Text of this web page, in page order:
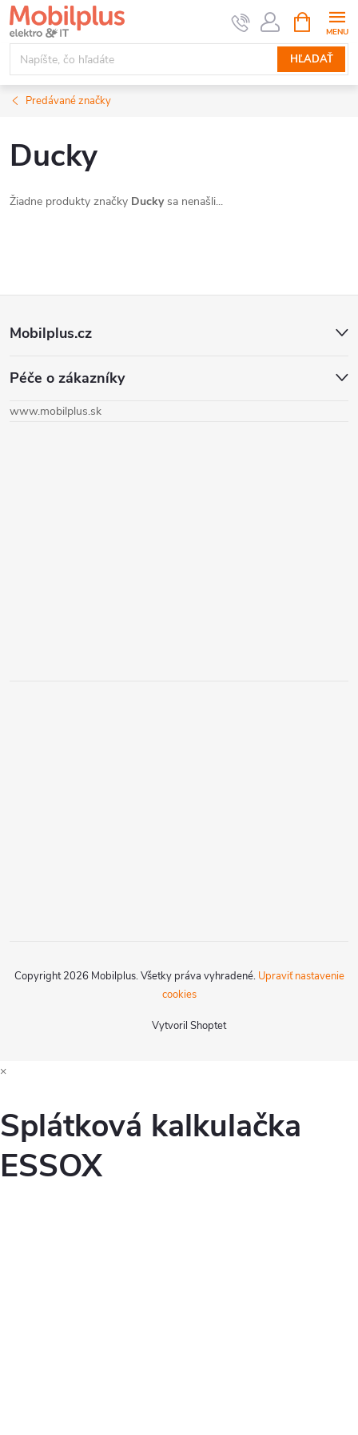
Prejsť
na
obsah
HĽADAŤ
KOŠÍK
Predávané značky
Ducky
Žiadne produkty značky Duckysa nenašli...
p
Mobilplus.cz
Péče o zákazníky
www.mobilplus.sk
Vytvoril Shoptet
Copyright 2026 Mobilplus. Všetky práva vyhradené. Upraviť nastavenie
cookies
×
Splátková kalkulačka
ESSOX